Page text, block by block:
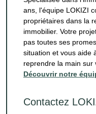
ans, l'équipe LOKIZI
propriétaires dans la
immobilier. Votre
pas toutes ses
situation et vous aide
reprendre la main sur
Découvrir notre
Contactez